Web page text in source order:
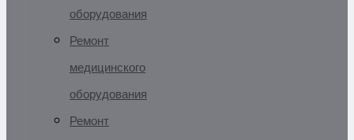
оборудования
Ремонт
медицинского
оборудования
Ремонт